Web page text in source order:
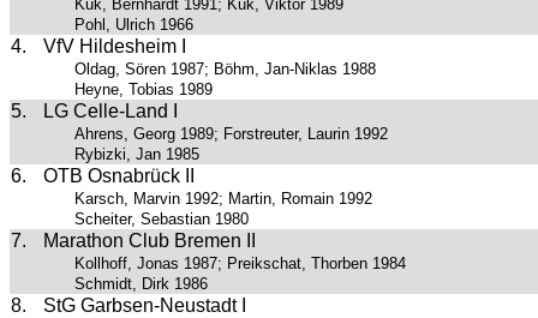
Kuk, Bernhardt 1991; Kuk, Viktor 1989
Pohl, Ulrich 1966
4. VfV Hildesheim I
Oldag, Sören 1987; Böhm, Jan-Niklas 1988
Heyne, Tobias 1989
5. LG Celle-Land I
Ahrens, Georg 1989; Forstreuter, Laurin 1992
Rybizki, Jan 1985
6. OTB Osnabrück II
Karsch, Marvin 1992; Martin, Romain 1992
Scheiter, Sebastian 1980
7. Marathon Club Bremen II
Kollhoff, Jonas 1987; Preikschat, Thorben 1984
Schmidt, Dirk 1986
8. StG Garbsen-Neustadt I